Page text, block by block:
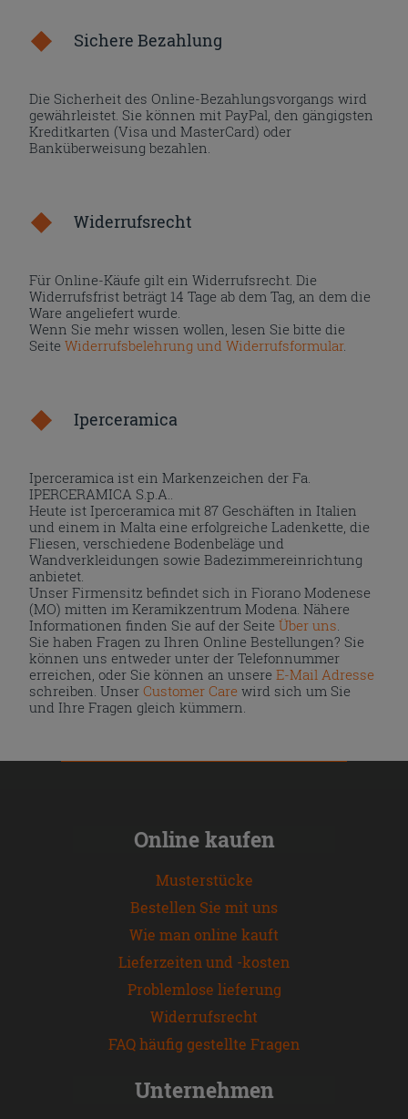
Sichere Bezahlung
Die Sicherheit des Online-Bezahlungsvorgangs wird
gewährleistet. Sie können mit PayPal, den gängigsten
Kreditkarten (Visa und MasterCard) oder
Banküberweisung bezahlen.
Widerrufsrecht
Für Online-Käufe gilt ein Widerrufsrecht. Die
Widerrufsfrist beträgt 14 Tage ab dem Tag, an dem die
Ware angeliefert wurde.
Wenn Sie mehr wissen wollen, lesen Sie bitte die
SeiteWiderrufsbelehrung und Widerrufsformular.
Iperceramica
Iperceramica ist ein Markenzeichen der Fa.
IPERCERAMICA S.p.A..
Heute ist Iperceramica mit 87 Geschäften in Italien
und einem in Malta eine erfolgreiche Ladenkette, die
Fliesen, verschiedene Bodenbeläge und
Wandverkleidungen sowie Badezimmereinrichtung
anbietet.
Unser Firmensitz befindet sich in Fiorano Modenese
(MO) mitten im Keramikzentrum Modena. Nähere
Informationen finden Sie auf der Seite Über uns.
Sie haben Fragen zu Ihren Online Bestellungen? Sie
können uns entweder unter der Telefonnummer
erreichen, oder Sie können an unsereE-Mail Adresse
schreiben. UnserCustomer Care wird sich um Sie
und Ihre Fragen gleich kümmern.
Online kaufen
Musterstücke
Bestellen Sie mit uns
Wie man online kauft
Lieferzeiten und -kosten
Problemlose lieferung
Widerrufsrecht
FAQ häufig gestellte Fragen
Unternehmen